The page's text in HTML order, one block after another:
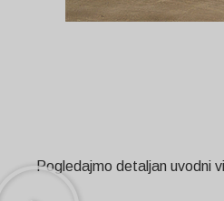
Pogledajmo detaljan uvodni